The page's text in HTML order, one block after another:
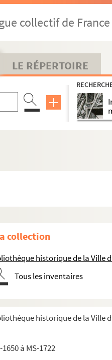
collectif de France
LE RÉPERTOIRE
collection
historique de la Ville
Tous les inventaires
historique de la Ville
1650 à MS-1722